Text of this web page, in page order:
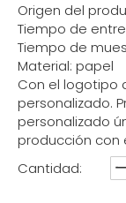
Origen del
Tiempo de
Tiempo de
Material: papel
Con el logotipo
personalizado.
personalizado
producción con
Cantidad: